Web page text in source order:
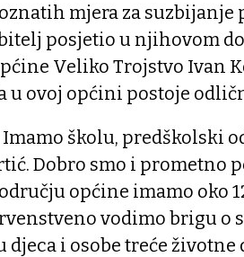
mjera za suzbijanje
posjetio u njihovom
Veliko Trojstvo Ivan
u ovoj općini postoje
školu, predškolski
Dobro smo i prometno
općine imamo oko
vodimo brigu o
djeca i osobe treće